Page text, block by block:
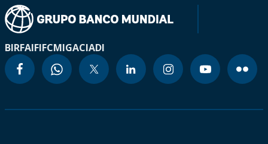
BIRFAIFIFCMIGACIADI